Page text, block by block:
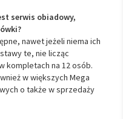
serwis obiadowy,
nawet jeżeli niema ich
te, nie licząc
kompletach na 12 osób.
w większych Mega
o także w sprzedaży